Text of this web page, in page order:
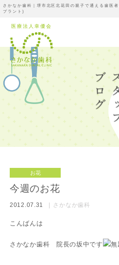
さかなか歯科｜堺市北区北花田の親子で通える歯医
プラント)
お花
今週のお花
2012.07.31 さかなか歯科
こんばんは
さかなか歯科 院長の坂中です